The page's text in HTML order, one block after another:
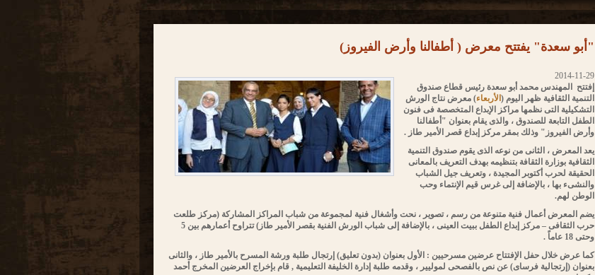
"أبو سعدة" يفتتح معرض ( أطفالنا وأرض الفيروز)
2014-11-29
إفتتح المهندس محمد أبو سعدة رئيس قطاع صندوق
التنمية الثقافية ظهر اليوم ( الأربعاء) معرض نتاج الورش
التشكيلية التى نظمها مراكز الإبداع المتخصصة فى فنون
الطفل التابعة للصندوق ، والذى يقام بعنوان "أطفالنا
وأرض الفيروز" وذلك بمقر مركز إبداع قصر الأمير طاز .
يعد المعرض ، الثانى من نوعه الذى يقوم صندوق التنمية
الثقافية بوزارة الثقافة بتنظيمه بهدف التعريف بالمعانى
الحقيقة لحرب أكتوبر المجيدة ، وتعريف جيل الشباب
والنشىء بها ، بالإضافة إلى غرس قيم الإنتماء وحب
الوطن لهم.
يضم المعرض أعمال فنية متنوعة من رسم ، تصوير ، نحت وأشغال فنية لمجموعة من شباب المراكز المشاركة (مركز طلعت
حرب الثقافى – مركز إبداع الطفل ببيت العينى ، بالإضافة إلى شباب الورش الفنية بقصر الأمير طاز) تتراوح أعمارهم بين 5
وحتى 18 عاماً .
كما عرض خلال حفل الإفتتاح عرضين مسرحيين : الأول بعنوان (بدون تعليق) إرتجال طلبة ورشة المسرح بالأمير طاز ، والثانى
بعنوان (إرتجالية فرساى) عن نص بالفصحى لموليير ، وقدمه طلبة إدارة الخليفة التعليمية , قام بإخراج العرضين المخرج أحمد